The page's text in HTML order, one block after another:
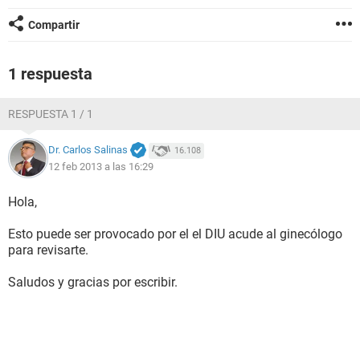
Compartir
1 respuesta
RESPUESTA 1 / 1
Dr. Carlos Salinas 16.108
12 feb 2013 a las 16:29
Hola,
Esto puede ser provocado por el el DIU acude al ginecólogo
para revisarte.
Saludos y gracias por escribir.